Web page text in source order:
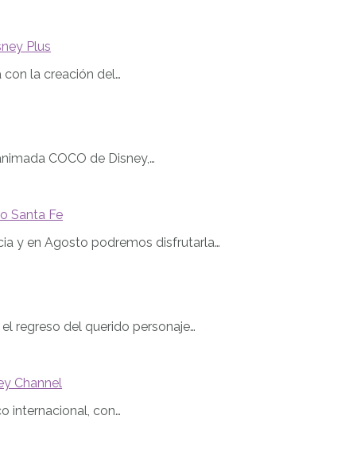
Plus
la creación del…
COCO de Disney,…
Santa Fe
y en Agosto podremos disfrutarla…
regreso del querido personaje…
Channel
internacional, con…